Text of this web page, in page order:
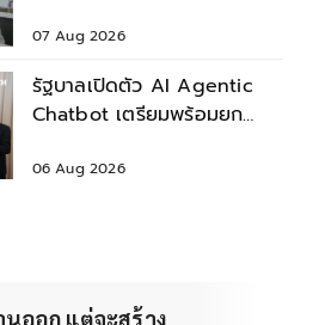
07 Aug 2026
รัฐบาลเปิดตัว AI Agentic
Chatbot เตรียมพร้อมยก
06 Aug 2026
นออก แต่จะสร้าง